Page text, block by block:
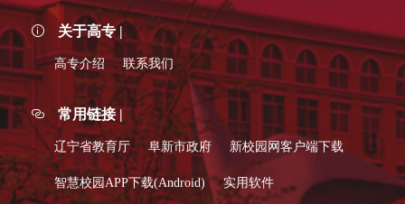
关于高专 |
高专介绍 联系我们
常用链接 |
辽宁省教育厅 阜新市政府 新校园网客户端下载
智慧校园APP下载(Android) 实用软件